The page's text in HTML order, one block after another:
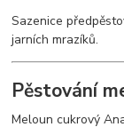
Sazenice
jarních mrazíků.
Pěstování
Meloun cukrový